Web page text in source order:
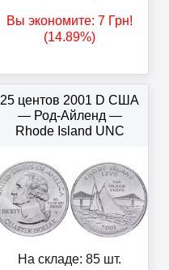
Вы экономите: 7 Грн!
(14.89%)
25 центов 2001 D США
— Род-Айленд —
Rhode Island UNC
На складе: 85 шт.